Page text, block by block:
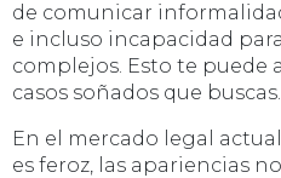
de comunicar
e incluso incapacidad
complejos. Esto te puede
casos soñados que buscas.
En el mercado legal
es feroz, las apariencias